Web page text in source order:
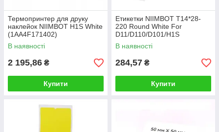
Термопринтер для друку
наклейок NIIMBOT H1S White
(1AA4F171402)
В наявності
2 195,86 ₴
Купити
Етикетки NIIMBOT T14*28-
220 Round White For
D11/D110/D101/H1S
(A2A08061801)
В наявності
284,57 ₴
Купити